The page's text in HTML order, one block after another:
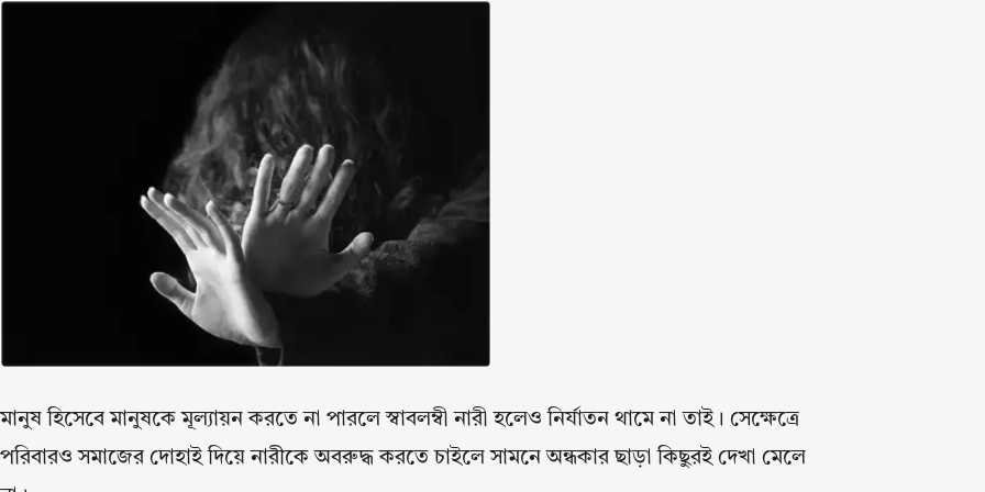
মানুষ হিসেবে মানুষকে মূল্যায়ন করতে না পারলে স্বাবলম্বী নারী হলেও নির্যাতন থামে না তাই। সেক্ষেত্রে
পরিবারও সমাজের দোহাই দিয়ে নারীকে অবরুদ্ধ করতে চাইলে সামনে অন্ধকার ছাড়া কিছুরই দেখা মেলে